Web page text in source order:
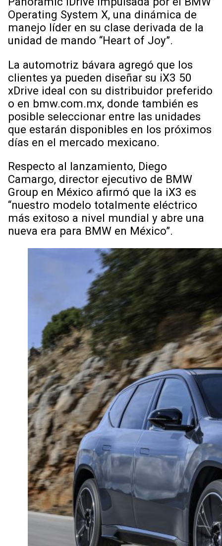
Operating System X, una dinámica de
manejo líder en su clase derivada de la
unidad de mando “Heart of Joy”.
La automotriz bávara agregó que los
clientes ya pueden diseñar su iX3 50
xDrive ideal con su distribuidor preferido
o en bmw.com.mx, donde también es
posible seleccionar entre las unidades
que estarán disponibles en los próximos
días en el mercado mexicano.
Respecto al lanzamiento, Diego
Camargo, director ejecutivo de BMW
Group en México afirmó que la iX3 es
“nuestro modelo totalmente eléctrico
más exitoso a nivel mundial y abre una
nueva era para BMW en México”.